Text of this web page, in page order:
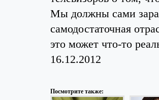
Мы должны сами
самодостаточная
это может что-то
16.12.2012
Посмотрите также: